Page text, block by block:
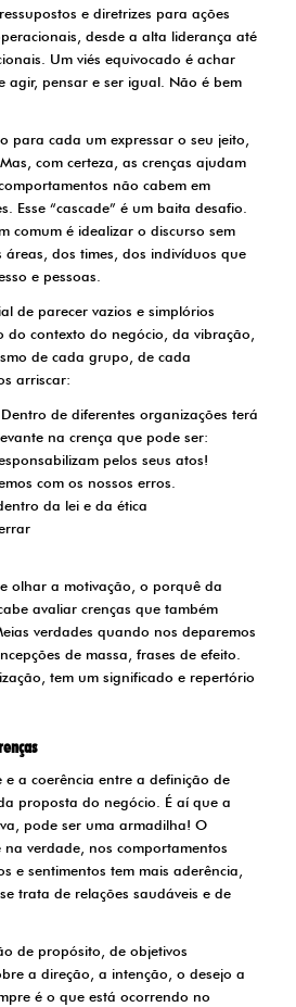
e diretrizes para ações
desde a alta liderança até
Um viés equivocado é achar
agir, pensar e ser igual. Não é bem
para cada um expressar o seu jeito,
com certeza, as crenças ajudam
não cabem em
Esse “cascade” é um baita desafio.
comum é idealizar o discurso sem
dos times, dos indivíduos que
e pessoas.
de parecer vazios e simplórios
do contexto do negócio, da vibração,
de cada grupo, de cada
arriscar:
de diferentes organizações terá
na crença que pode ser:
pelos seus atos!
com os nossos erros.
da lei e da ética
olhar a motivação, o porquê da
avaliar crenças que também
verdades quando nos deparemos
de massa, frases de efeito.
tem um significado e repertório
a coerência entre a definição de
proposta do negócio. É aí que a
pode ser uma armadilha! O
na verdade, nos comportamentos
e sentimentos tem mais aderência,
trata de relações saudáveis e de
de propósito, de objetivos
a direção, a intenção, o desejo a
é o que está ocorrendo no